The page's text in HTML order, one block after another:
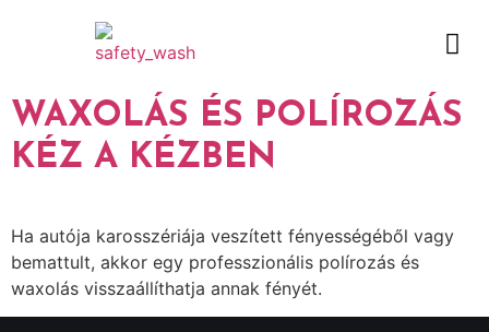
WAXOLÁS ÉS POLÍROZÁS
KÉZ A KÉZBEN
Ha autója karosszériája veszített fényességéből vagy
bemattult, akkor egy professzionális polírozás és
waxolás visszaállíthatja annak fényét.